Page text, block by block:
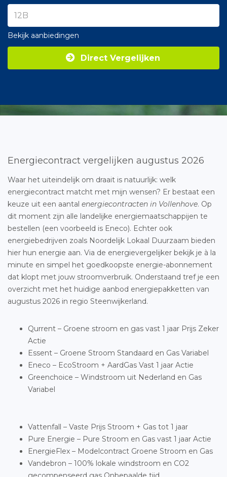
Bekijk aanbiedingen
Direct Vergelijken
Energiecontract vergelijken augustus 2026
Waar het uiteindelijk om draait is natuurlijk: welk
energiecontract matcht met mijn wensen? Er bestaat een
keuze uit een aantal energiecontracten in Vollenhove. Op
dit moment zijn alle landelijke energiemaatschappijen te
bestellen (een voorbeeld is Eneco). Echter ook
energiebedrijven zoals Noordelijk Lokaal Duurzaam bieden
hier hun energie aan. Via de energievergelijker bekijk je à la
minute en simpel het goedkoopste energie-abonnement
dat klopt met jouw stroomverbruik. Onderstaand tref je een
overzicht met het huidige aanbod energiepakketten van
augustus 2026 in regio Steenwijkerland.
Qurrent – Groene stroom en gas vast 1 jaar Prijs Zeker
Actie
Essent – Groene Stroom Standaard en Gas Variabel
Eneco – EcoStroom + AardGas Vast 1 jaar Actie
Greenchoice – Windstroom uit Nederland en Gas
Variabel
Vattenfall – Vaste Prijs Stroom + Gas tot 1 jaar
Pure Energie – Pure Stroom en Gas vast 1 jaar Actie
EnergieFlex – Modelcontract Groene Stroom en Gas
Vandebron – 100% lokale windstroom en CO2